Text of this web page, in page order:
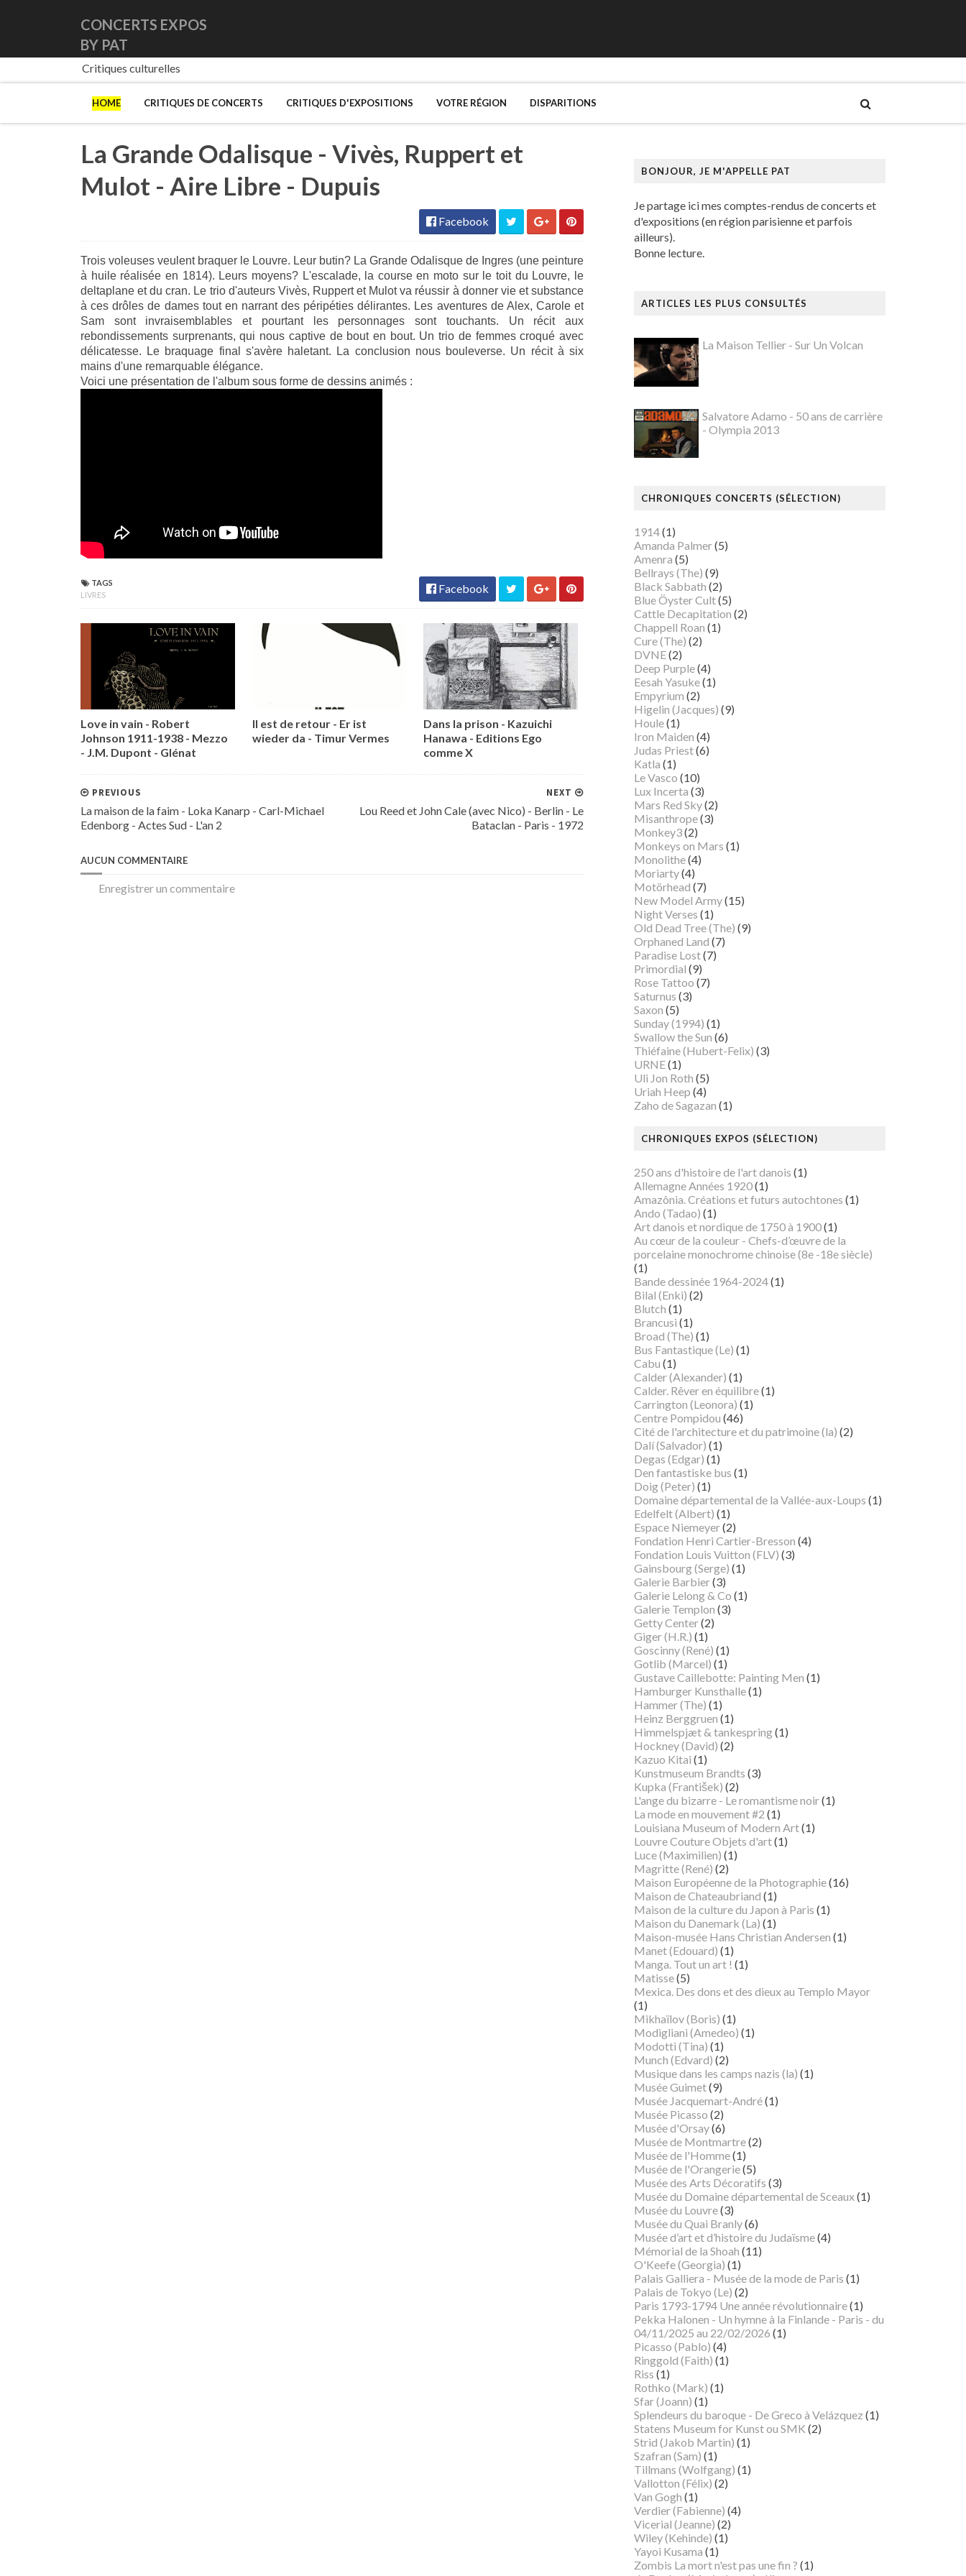
CONCERTS EXPOS
BY PAT
Critiques culturelles
HOME CRITIQUES DE CONCERTS CRITIQUES D'EXPOSITIONS VOTRE RÉGION DISPARITIONS
La Grande Odalisque - Vivès, Ruppert et
Mulot - Aire Libre - Dupuis
Facebook
Trois voleuses veulent braquer le Louvre. Leur butin? La Grande Odalisque de Ingres (une peinture
à huile réalisée en 1814). Leurs moyens? L'escalade, la course en moto sur le toit du Louvre, le
deltaplane et du cran. Le trio d'auteurs Vivès, Ruppert et Mulot va réussir à donner vie et substance
à ces drôles de dames tout en narrant des péripéties délirantes. Les aventures de Alex, Carole et
Sam sont invraisemblables et pourtant les personnages sont touchants. Un récit aux
rebondissements surprenants, qui nous captive de bout en bout. Un trio de femmes croqué avec
délicatesse. Le braquage final s'avère haletant. La conclusion nous bouleverse. Un récit à six
mains d'une remarquable élégance.
Voici une présentation de l'album sous forme de dessins animés :
TAGS
LIVRES
Facebook
Love in vain - Robert
Johnson 1911-1938 - Mezzo
- J.M. Dupont - Glénat
Il est de retour - Er ist
wieder da - Timur Vermes
Dans la prison - Kazuichi
Hanawa - Editions Ego
comme X
NEXT
Lou Reed et John Cale (avec Nico) - Berlin - Le
Bataclan - Paris - 1972
PREVIOUS
La maison de la faim - Loka Kanarp - Carl-Michael
Edenborg - Actes Sud - L'an 2
AUCUN COMMENTAIRE
Enregistrer un commentaire
BONJOUR, JE M'APPELLE PAT
Je partage ici mes comptes-rendus de concerts et
d'expositions (en région parisienne et parfois
ailleurs).
Bonne lecture.
ARTICLES LES PLUS CONSULTÉS
La Maison Tellier - Sur Un Volcan
Salvatore Adamo - 50 ans de carrière
- Olympia 2013
CHRONIQUES CONCERTS (SÉLECTION)
1914(1)
Amanda Palmer(5)
Amenra (5)
Bellrays (The) (9)
Black Sabbath (2)
Blue Öyster Cult(5)
Cattle Decapitation (2)
Chappell Roan (1)
Cure (The) (2)
DVNE(2)
Deep Purple(4)
Eesah Yasuke(1)
Empyrium (2)
Higelin (Jacques) (9)
Houle(1)
Iron Maiden (4)
Judas Priest(6)
Katla (1)
Le Vasco (10)
Lux Incerta (3)
Mars Red Sky(2)
Misanthrope(3)
Monkey3(2)
Monkeys on Mars (1)
Monolithe(4)
Moriarty(4)
Motörhead (7)
New Model Army(15)
Night Verses (1)
Old Dead Tree (The) (9)
Orphaned Land (7)
Paradise Lost(7)
Primordial (9)
Rose Tattoo (7)
Saturnus (3)
Saxon (5)
Sunday (1994) (1)
Swallow the Sun (6)
Thiéfaine (Hubert-Felix) (3)
URNE(1)
Uli Jon Roth (5)
Uriah Heep (4)
Zaho de Sagazan (1)
CHRONIQUES EXPOS (SÉLECTION)
250 ans d'histoire de l'art danois (1)
Allemagne Années 1920(1)
Amazônia. Créations et futurs autochtones (1)
Ando (Tadao) (1)
Art danois et nordique de 1750 à 1900(1)
Au cœur de la couleur - Chefs-d’œuvre de la
porcelaine monochrome chinoise (8e -18e siècle)
(1)
Bande dessinée 1964-2024(1)
Bilal (Enki) (2)
Blutch (1)
Brancusi (1)
Broad (The) (1)
Bus Fantastique (Le) (1)
Cabu (1)
Calder (Alexander) (1)
Calder. Rêver en équilibre(1)
Carrington (Leonora) (1)
Centre Pompidou (46)
Cité de l'architecture et du patrimoine (la) (2)
Dalí (Salvador) (1)
Degas (Edgar) (1)
Den fantastiske bus (1)
Doig (Peter) (1)
Domaine départemental de la Vallée-aux-Loups (1)
Edelfelt (Albert) (1)
Espace Niemeyer(2)
Fondation Henri Cartier-Bresson (4)
Fondation Louis Vuitton (FLV) (3)
Gainsbourg (Serge) (1)
Galerie Barbier(3)
Galerie Lelong & Co (1)
Galerie Templon (3)
Getty Center(2)
Giger (H.R.) (1)
Goscinny (René) (1)
Gotlib (Marcel) (1)
Gustave Caillebotte: Painting Men (1)
Hamburger Kunsthalle(1)
Hammer (The) (1)
Heinz Berggruen (1)
Himmelspjæt & tankespring(1)
Hockney (David) (2)
Kazuo Kitai (1)
Kunstmuseum Brandts (3)
Kupka (František) (2)
L'ange du bizarre - Le romantisme noir(1)
La mode en mouvement #2 (1)
Louisiana Museum of Modern Art(1)
Louvre Couture Objets d'art(1)
Luce (Maximilien) (1)
Magritte (René) (2)
Maison Européenne de la Photographie(16)
Maison de Chateaubriand (1)
Maison de la culture du Japon à Paris (1)
Maison du Danemark (La) (1)
Maison-musée Hans Christian Andersen (1)
Manet (Edouard) (1)
Manga. Tout un art ! (1)
Matisse(5)
Mexica. Des dons et des dieux au Templo Mayor
(1)
Mikhaïlov (Boris) (1)
Modigliani (Amedeo) (1)
Modotti (Tina) (1)
Munch (Edvard) (2)
Musique dans les camps nazis (la) (1)
Musée Guimet(9)
Musée Jacquemart-André(1)
Musée Picasso (2)
Musée d'Orsay(6)
Musée de Montmartre(2)
Musée de l'Homme(1)
Musée de l'Orangerie(5)
Musée des Arts Décoratifs (3)
Musée du Domaine départemental de Sceaux(1)
Musée du Louvre(3)
Musée du Quai Branly(6)
Musée d’art et d’histoire du Judaïsme(4)
Mémorial de la Shoah (11)
O'Keefe (Georgia) (1)
Palais Galliera - Musée de la mode de Paris (1)
Palais de Tokyo (Le) (2)
Paris 1793-1794 Une année révolutionnaire(1)
Pekka Halonen - Un hymne à la Finlande - Paris - du
04/11/2025 au 22/02/2026 (1)
Picasso (Pablo) (4)
Ringgold (Faith) (1)
Riss (1)
Rothko (Mark) (1)
Sfar (Joann) (1)
Splendeurs du baroque - De Greco à Velázquez (1)
Statens Museum for Kunst ou SMK (2)
Strid (Jakob Martin) (1)
Szafran (Sam) (1)
Tillmans (Wolfgang) (1)
Vallotton (Félix) (2)
Van Gogh (1)
Verdier (Fabienne) (4)
Vicerial (Jeanne) (2)
Wiley (Kehinde) (1)
Yayoi Kusama (1)
Zombis La mort n'est pas une fin ? (1)